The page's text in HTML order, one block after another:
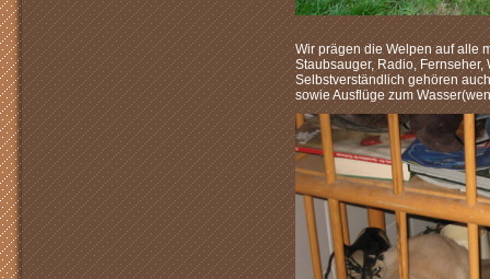
Wir prägen die Welpen auf alle
Staubsauger, Radio, Fernseher,
Selbstverständlich gehören
sowie Ausflüge zum